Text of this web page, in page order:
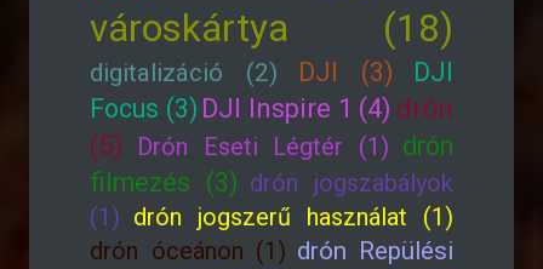
városkártya (18)
digitalizáció (2) DJI (3)
DJI
Focus (3) DJI Inspire 1 (4) drón
(5)
Drón Eseti Légtér (1) drón
filmezés (3) drón jogszabályok
(1) drón jogszerű használat (1)
drón óceánon (1) drón Repülési